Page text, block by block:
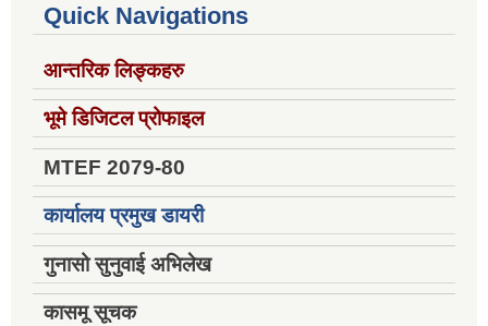
Quick Navigations
आन्तरिक लिङ्कहरु
भूमे डिजिटल प्रोफाइल
MTEF 2079-80
कार्यालय प्रमुख डायरी
गुनासो सुनुवाई अभिलेख
कासमू सूचक